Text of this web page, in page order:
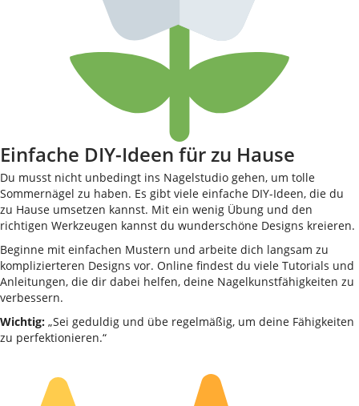
Einfache DIY-Ideen für zu Hause
Du musst nicht unbedingt ins Nagelstudio gehen, um tolle
Sommernägel zu haben. Es gibt viele einfache DIY-Ideen, die du
zu Hause umsetzen kannst. Mit ein wenig Übung und den
richtigen Werkzeugen kannst du wunderschöne Designs kreieren.
Beginne mit einfachen Mustern und arbeite dich langsam zu
komplizierteren Designs vor. Online findest du viele Tutorials und
Anleitungen, die dir dabei helfen, deine Nagelkunstfähigkeiten zu
verbessern.
Wichtig: „Sei geduldig und übe regelmäßig, um deine Fähigkeiten
zu perfektionieren.“